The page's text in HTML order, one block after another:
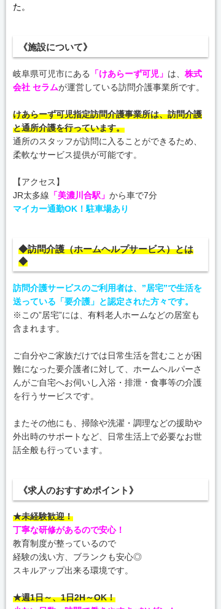
た。
《施設について》
岐阜県可児市にある 「けあらーず可児」 は、株式
会社 セラムが運営している訪問介護事業所です。
けあらーず可児指定訪問介護事業所は、訪問介護
と通所介護を行っています。
通所のスタッフが訪問に入ることができるため、
柔軟なサービス提供が可能です。
【アクセス】
JR太多線 「美濃川合駅」から車で7分
マイカー通勤OK！駐車場あり
◆訪問介護（ホームヘルプサービス）とは
◆
訪問介護サービスのご利用者は、”居宅”で生活を
送っている「要介護」と認定された方々です。
※この”居宅”には、有料老人ホームなどの居室も
含まれます。
ご自分やご家族だけでは日常生活を営むことが困
難になった要介護者に対して、ホームヘルパーさ
んがご自宅へお伺いし入浴・排泄・食事等の介護
を行うサービスです。
またその他にも、掃除や洗濯・調理などの援助や
外出時のサポートなど、日常生活上で必要なお世
話全般も行っています。
《求人のおすすめポイント》
★未経験歓迎！
丁寧な研修があるので安心！
教育制度が整っているので
経験の浅い方、ブランクも安心◎
スキルアップ出来る環境です。
★週1日～、1日2H～OK！